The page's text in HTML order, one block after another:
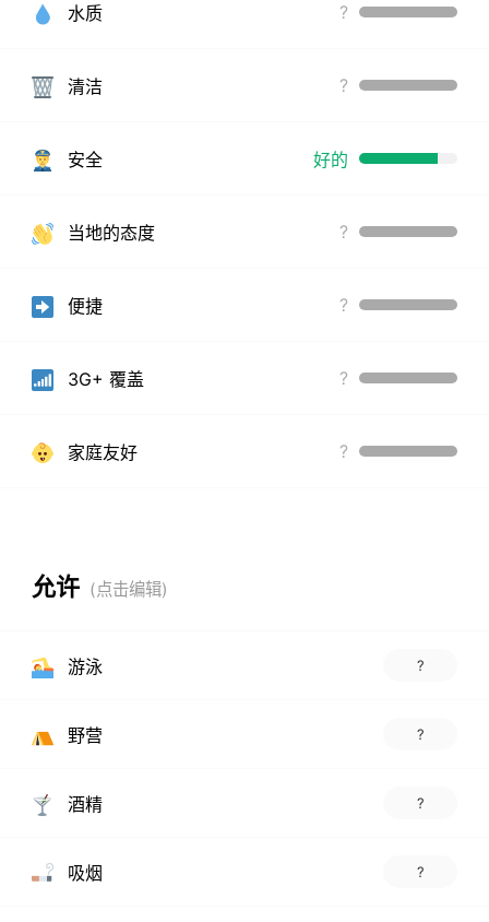
水质 ?
清洁 ?
安全 好的
当地的态度 ?
便捷 ?
3G+ 覆盖 ?
家庭友好 ?
允许
游泳 ?
野营 ?
酒精 ?
吸烟 ?